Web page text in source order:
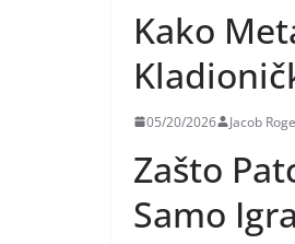
Kako
05/20/2026 Jacob
Zašto
Samo